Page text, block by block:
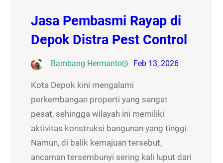
Jasa Pembasmi Rayap di
Depok Distra Pest Control
Bambang Hermanto Feb 13, 2026
Kota Depok kini mengalami
perkembangan properti yang sangat
pesat, sehingga wilayah ini memiliki
aktivitas konstruksi bangunan yang tinggi.
Namun, di balik kemajuan tersebut,
ancaman tersembunyi sering kali luput dari